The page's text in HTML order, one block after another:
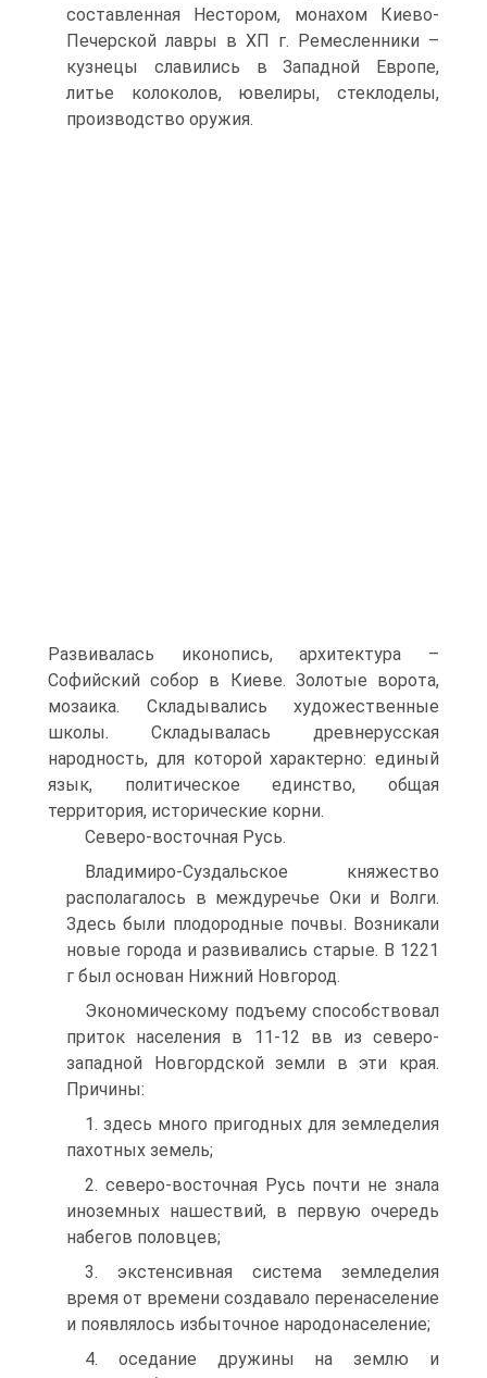
составленная Нестором, монахом Киево-
Печерской лавры в ХП г. Ремесленники –
кузнецы славились в Западной Европе,
литье колоколов, ювелиры, стеклоделы,
производство оружия.
Развивалась иконопись, архитектура –
Софийский собор в Киеве. Золотые ворота,
мозаика. Складывались художественные
школы. Складывалась древнерусская
народность, для которой характерно: единый
язык, политическое единство, общая
территория, исторические корни.
Северо-восточная Русь.
Владимиро-Суздальское княжество
располагалось в междуречье Оки и Волги.
Здесь были плодородные почвы. Возникали
новые города и развивались старые. В 1221
г был основан Нижний Новгород.
Экономическому подъему способствовал
приток населения в 11-12 вв из северо-
западной Новгордской земли в эти края.
Причины:
1. здесь много пригодных для земледелия
пахотных земель;
2. северо-восточная Русь почти не знала
иноземных нашествий, в первую очередь
набегов половцев;
3. экстенсивная система земледелия
время от времени создавало перенаселение
и появлялось избыточное народонаселение;
4. оседание дружины на землю и